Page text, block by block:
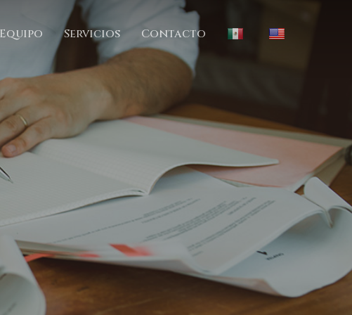
Equipo Servicios Contacto